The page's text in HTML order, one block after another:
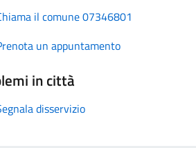
il comune 07346801
un appuntamento
in città
disservizio